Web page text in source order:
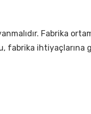
Fabrika
fabrika ihtiyaçlarına